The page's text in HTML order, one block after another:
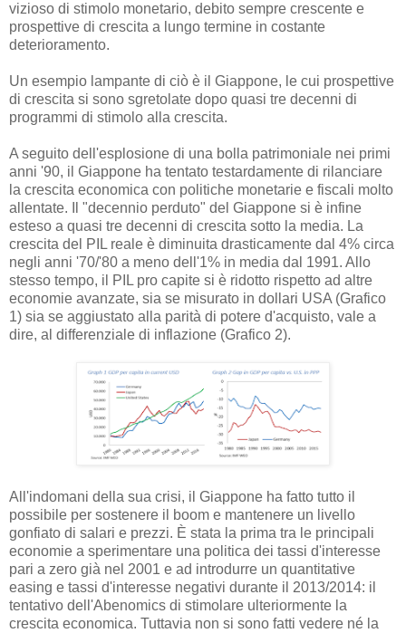
vizioso di stimolo monetario, debito sempre crescente e
prospettive di crescita a lungo termine in costante
deterioramento.
Un esempio lampante di ciò è il Giappone, le cui prospettive
di crescita si sono sgretolate dopo quasi tre decenni di
programmi di stimolo alla crescita.
A seguito dell'esplosione di una bolla patrimoniale nei primi
anni '90, il Giappone ha tentato testardamente di rilanciare
la crescita economica con politiche monetarie e fiscali molto
allentate. Il "decennio perduto" del Giappone si è infine
esteso a quasi tre decenni di crescita sotto la media. La
crescita del PIL reale è diminuita drasticamente dal 4% circa
negli anni '70/'80 a meno dell'1% in media dal 1991. Allo
stesso tempo, il PIL pro capite si è ridotto rispetto ad altre
economie avanzate, sia se misurato in dollari USA (Grafico
1) sia se aggiustato alla parità di potere d'acquisto, vale a
dire, al differenziale di inflazione (Grafico 2).
All'indomani della sua crisi, il Giappone ha fatto tutto il
possibile per sostenere il boom e mantenere un livello
gonfiato di salari e prezzi. È stata la prima tra le principali
economie a sperimentare una politica dei tassi d'interesse
pari a zero già nel 2001 e ad introdurre un quantitative
easing e tassi d'interesse negativi durante il 2013/2014: il
tentativo dell'Abenomics di stimolare ulteriormente la
crescita economica. Tuttavia non si sono fatti vedere né la